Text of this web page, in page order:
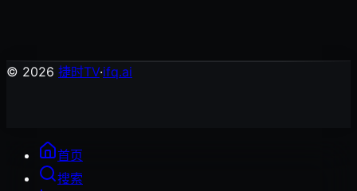
© 2026 捷时TV·ifq.ai
首页
搜索